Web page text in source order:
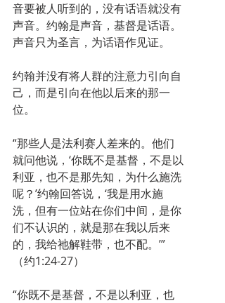
音要被人听到的，没有话语就没有
声音。约翰是声音，基督是话语。
声音只为圣言，为话语作见证。
约翰并没有将人群的注意力引向自
己，而是引向在他以后来的那一
位。
“那些人是法利赛人差来的。他们
就问他说，‘你既不是基督，不是以
利亚，也不是那先知，为什么施洗
呢？’约翰回答说，‘我是用水施
洗，但有一位站在你们中间，是你
们不认识的，就是那在我以后来
的，我给祂解鞋带，也不配。’”
（约1:24-27）
“你既不是基督，不是以利亚，也